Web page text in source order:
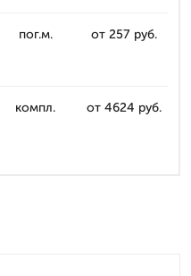
пог.м. от 257 руб.
компл. от 4624 руб.